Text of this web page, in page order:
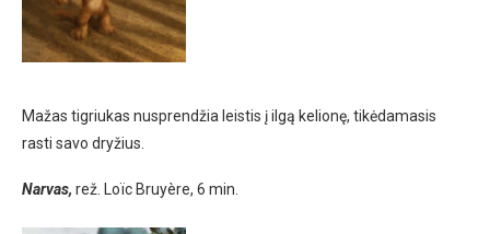
Mažas tigriukas nusprendžia leistis į ilgą kelionę, tikėdamasis
rasti savo dryžius.
Narvas, rež. Loïc Bruyère, 6 min.